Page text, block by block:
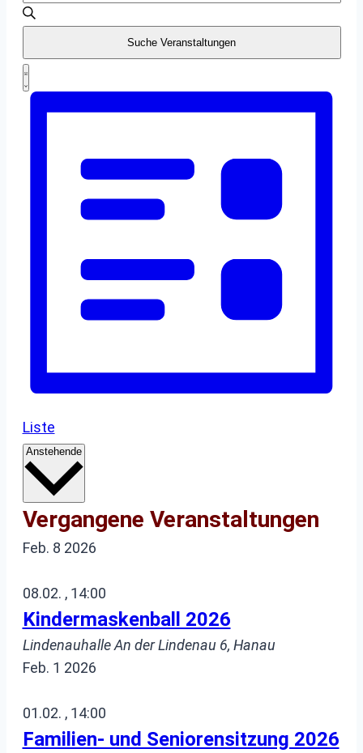
und
Ansichten,
Navigation
eingeben.
nach
Veranstaltungen
Suche Veranstaltungen
Veranstaltung
Ansichten-
Liste
Liste
Anstehende Datum
Vergangene Veranstaltungen
Feb. 8 2026
08.02. , 14:00
Kindermaskenball 2026
LindenauhalleAn der Lindenau 6, Hanau
Feb. 1 2026
01.02. , 14:00
Familien- und Seniorensitzung 2026